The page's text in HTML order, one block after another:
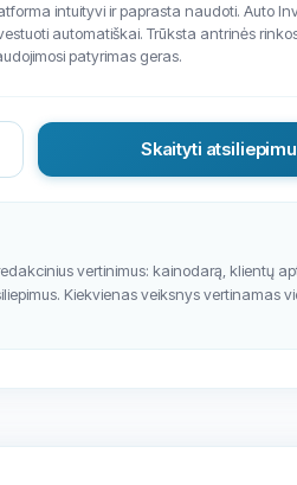
intuityvi ir paprasta naudoti. Auto
automatiškai. Trūksta antrinės
patyrimas geras.
Skaityti
vertinimus: kainodarą, klientų
Kiekvienas veiksnys vertinamas